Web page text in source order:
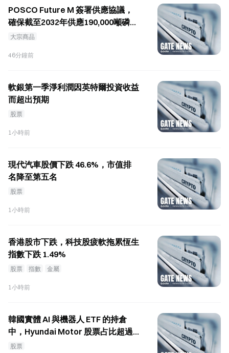
POSCO Future M 簽署供應協議，
確保截至2032年供應190,000噸磷酸
鐵鋰（LFP）正極材料
大宗商品
46分鐘前
軟銀第一季淨利潤因英特爾投資收益
而超出預期
股票
1小時前
現代汽車股價下跌 46.6%，市值排
名降至第五名
股票
1小時前
香港股市下跌，科技股疲軟拖累恆生
指數下跌 1.49%
股票 指數 金屬
1小時前
韓國實體 AI 與機器人 ETF 的持倉
中，Hyundai Motor 股票占比超過
40%
股票